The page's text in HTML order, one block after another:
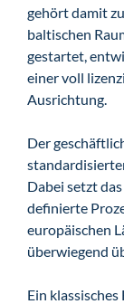
gehört damit
baltischen
gestartet,
einer voll
Ausrichtung.
Der
Dabei setzt
definierte
europäischen
überwiegend
Ein